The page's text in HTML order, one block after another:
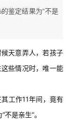
鉴定结果为“不是
天意弄人，若孩子
些情况时，唯一能
工作11年间，竟有
是亲生”。